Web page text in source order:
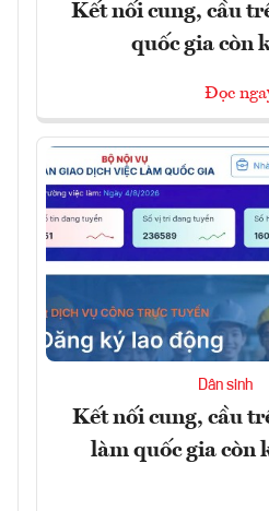
Kết nối cung, cầu
quốc gia còn
Đọc
Dân sinh
Kết nối cung, cầu
làm quốc gia còn